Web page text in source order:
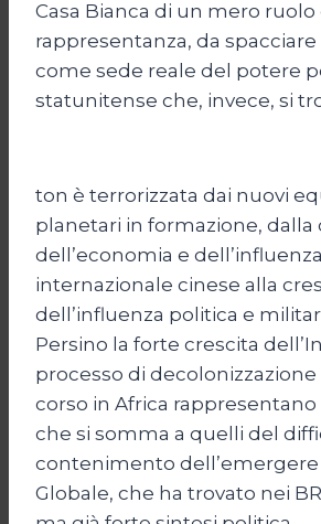
Casa Bianca di un mero ruolo
rappresentanza, da
come sede reale del potere
statunitense che, invece, si
ton è terrorizzata dai nuovi
planetari in formazione, dalla
dell’economia e dell’influenza
internazionale cinese alla
dell’influenza politica e
Persino la forte crescita
processo di
corso in Africa
che si somma a quelli del
contenimento dell’emergere
Globale, che ha trovato nei